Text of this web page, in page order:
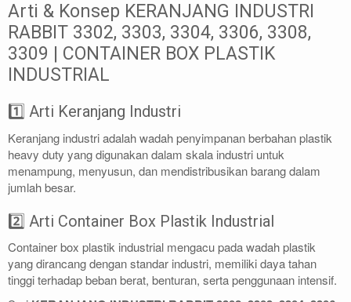
Arti & Konsep KERANJANG INDUSTRI
RABBIT 3302, 3303, 3304, 3306, 3308,
3309 | CONTAINER BOX PLASTIK
INDUSTRIAL
1️⃣ Arti Keranjang Industri
Keranjang industri adalah wadah penyimpanan berbahan plastik
heavy duty yang digunakan dalam skala industri untuk
menampung, menyusun, dan mendistribusikan barang dalam
jumlah besar.
2️⃣ Arti Container Box Plastik Industrial
Container box plastik industrial mengacu pada wadah plastik
yang dirancang dengan standar industri, memiliki daya tahan
tinggi terhadap beban berat, benturan, serta penggunaan intensif.